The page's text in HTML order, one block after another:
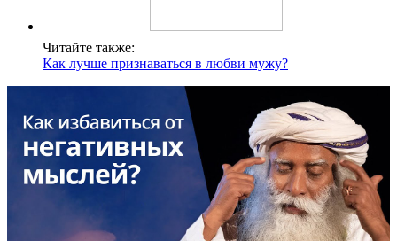
Читайте также:
Как лучше признаваться в любви мужу?